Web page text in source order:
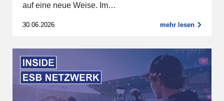
auf eine neue Weise. Im…
30.06.2026 mehr lesen